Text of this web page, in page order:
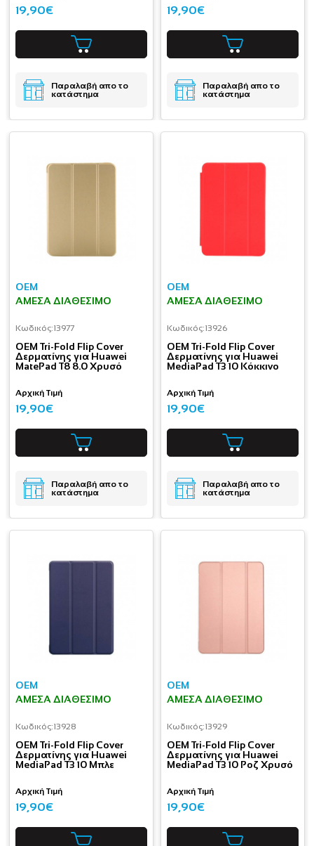
19,90€
Παραλαβή απο το
κατάστημα
19,90€
Παραλαβή απο το
κατάστημα
OEM
ΆΜΕΣΑ ΔΙΑΘΈΣΙΜΟ
Κωδικός:13977
OEM Tri-Fold Flip Cover
Δερματίνης για Huawei
MatePad T8 8.0 Χρυσό
Αρχική Τιμή
19,90€
Παραλαβή απο το
κατάστημα
OEM
ΆΜΕΣΑ ΔΙΑΘΈΣΙΜΟ
Κωδικός:13926
OEM Tri-Fold Flip Cover
Δερματίνης για Huawei
MediaPad T3 10 Κόκκινο
Αρχική Τιμή
19,90€
Παραλαβή απο το
κατάστημα
OEM
ΆΜΕΣΑ ΔΙΑΘΈΣΙΜΟ
Κωδικός:13928
OEM Tri-Fold Flip Cover
Δερματίνης για Huawei
MediaPad T3 10 Μπλε
Αρχική Τιμή
19,90€
OEM
ΆΜΕΣΑ ΔΙΑΘΈΣΙΜΟ
Κωδικός:13929
OEM Tri-Fold Flip Cover
Δερματίνης για Huawei
MediaPad T3 10 Ροζ Χρυσό
Αρχική Τιμή
19,90€